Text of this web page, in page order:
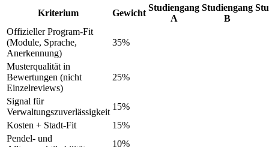
Kriterium Gewicht
Studiengang
A
Studiengang
B
Offizieller Program-Fit
(Module, Sprache,
Anerkennung)
35%
Musterqualität in
Bewertungen (nicht
Einzelreviews)
25%
Signal für
Verwaltungszuverlässigkeit
15%
Kosten + Stadt-Fit
15%
Pendel- und
10%